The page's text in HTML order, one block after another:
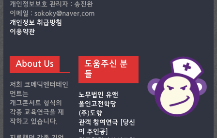
개인정보보호 관리자 : 송진완
이메일 : sokoky@naver.com
개인정보 취급방침
이용약관
About Us
저희 코메딕엔터테인
먼트는
개그콘서트 형식의
각종 교육연극을 제
작하고 있습니다.
도움주신 분
들
노무법인 유앤
올인고전학당
(주)도향
관객 참여연극 [당신
이 주인공]